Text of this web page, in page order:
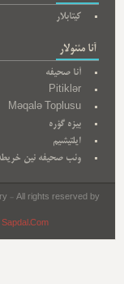
کیتابلار
آنا مئنولار
آنا صحیفه
Pitiklər
Məqalə Toplusu
بیزه گؤره
ایلتیشیم
وئب صحیفه نین
- All rights reserved by
Sapdal.Com